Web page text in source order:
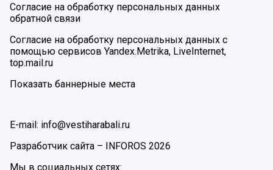
Согласие на обработку персональных данных
обратной связи
Согласие на обработку персональных данных с
помощью сервисов Yandex.Metrika, LiveInternet,
top.mail.ru
Показать баннерные места
E-mail: info@vestiharabali.ru
Разработчик сайта – INFOROS 2026
Мы в социальных сетях: